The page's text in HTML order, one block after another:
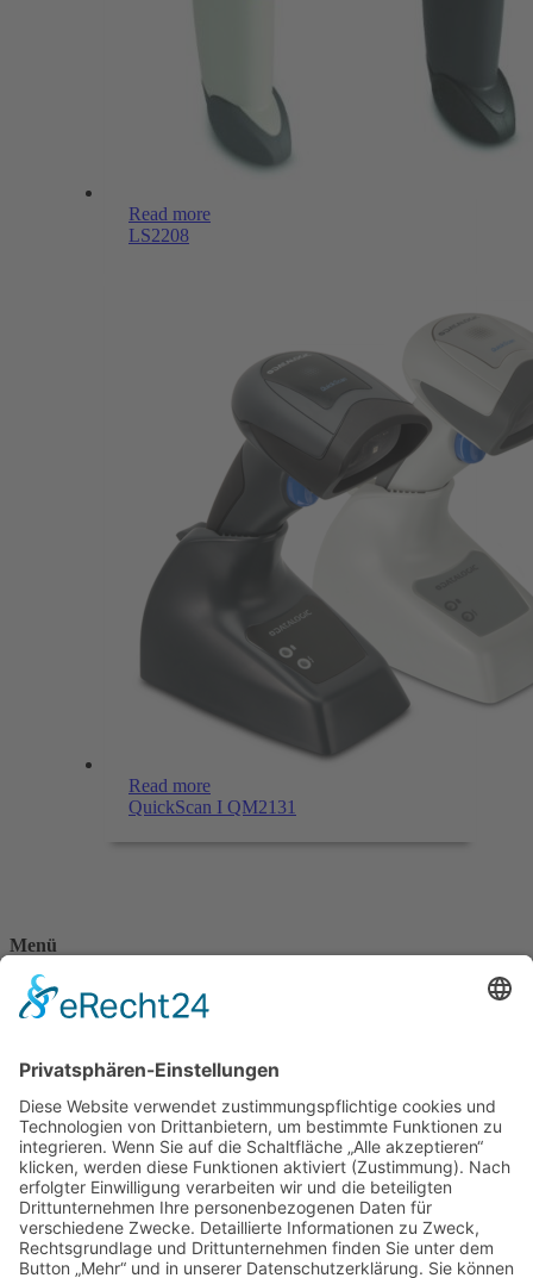
Read more
LS2208
Read more
QuickScan I QM2131
Menü
Home
Kontakt
Impressum
Anschrift
BSI Vertriebs GmbH
Donaustraße 2A
64572 Büttelborn
Telefon: 00496152187370